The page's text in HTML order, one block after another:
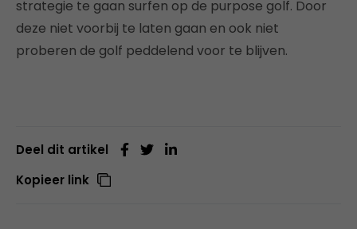
strategie te gaan surfen op de purpose golf. Door
deze niet voorbij te laten gaan en ook niet
proberen de golf peddelend voor te blijven.
Deel dit artikel
Kopieer link